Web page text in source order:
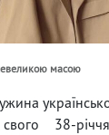
масою
38-